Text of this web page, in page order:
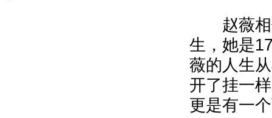
赵薇相
生，她是
薇的人生
开了挂一
更是有一